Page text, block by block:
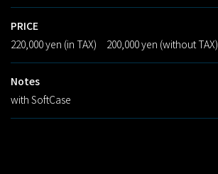
PRICE
220,000 yen (in TAX) 200,000 yen (without TAX)
Notes
with SoftCase